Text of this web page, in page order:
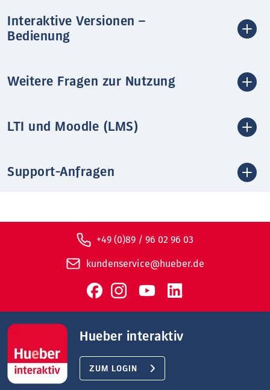
Interaktive Versionen –
Bedienung
Weitere Fragen zur Nutzung
LTI und Moodle (LMS)
Support-Anfragen
+49 (0)89 / 96 02 96 03
kundenservice@hueber.de
Hueber interaktiv
ZUM LOGIN